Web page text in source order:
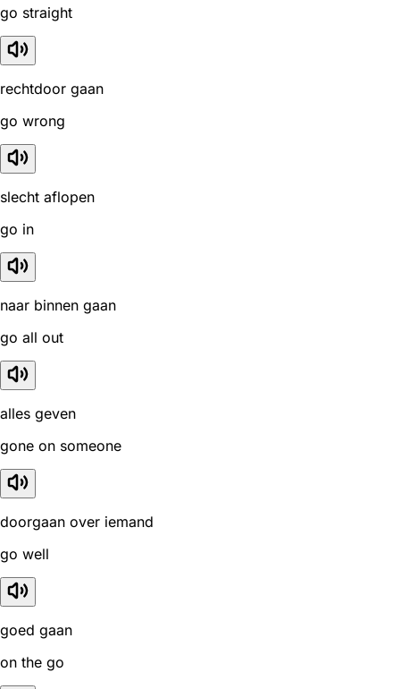
go straight
rechtdoor gaan
go wrong
slecht aflopen
go in
naar binnen gaan
go all out
alles geven
gone on someone
doorgaan over iemand
go well
goed gaan
on the go